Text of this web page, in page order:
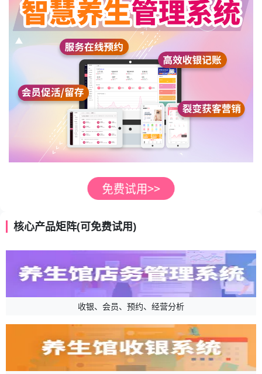
核心产品矩阵(可免费试用)
收银、会员、预约、经营分析